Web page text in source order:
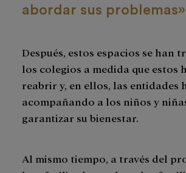
abordar sus
Después, estos espacios se han
los colegios a medida que estos
reabrir y, en ellos, las entidades
acompañando a los niños y
garantizar su bienestar.
Al mismo tiempo, a través del